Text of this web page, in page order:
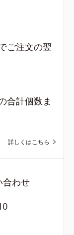
ご注文の翌
合計個数ま
詳しくはこちら
合わせ